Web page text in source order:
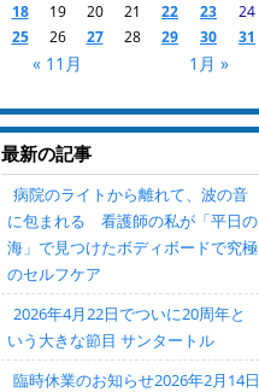
« 11月 1月 »
18
19 20 21 22 23
24
25
26 27 28 29 30 31
最新の記事
病院のライトから離れて、波の音
に包まれる 看護師の私が「平日の
海」で見つけたボディボードで究極
のセルフケア
2026年4月22日でついに20周年と
いう大きな節目 サンタートル
臨時休業のお知らせ2026年2月14日